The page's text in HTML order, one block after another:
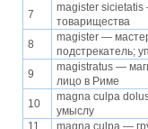
7
magister
товарищества
8
magister —
подстрекатель;
9
magistratus —
лицо в Риме
10
magna culpa
умыслу
11
magna culpa —